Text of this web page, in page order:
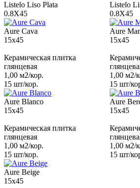
Listelo Liso Plata
0.8X45
Listelo
0.8X45
Aure Cava
15x45
Керамическая плитка
глянцевая
1,00 м2/кор.
15 шт/кор.
Aure
15x45
1,00 м2/
15 шт/
Aure Blanco
15x45
Керамическая плитка
глянцевая
1,00 м2/кор.
15 шт/кор.
Aure
15x45
1,00 м2/
15 шт/
Aure Beige
15x45